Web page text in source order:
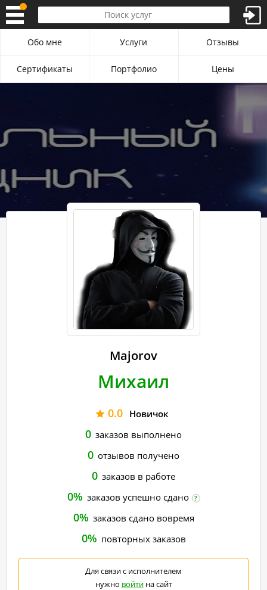
Majorov
Михаил
0.0 Новичок
0 заказов выполнено
0 отзывов получено
0 заказов в работе
0% заказов успешно сдано ?
0% заказов сдано вовремя
0% повторных заказов
Для связи с исполнителем
нужно войтина сайт
Обо мне Услуги Отзывы
Сертификаты Портфолио Цены